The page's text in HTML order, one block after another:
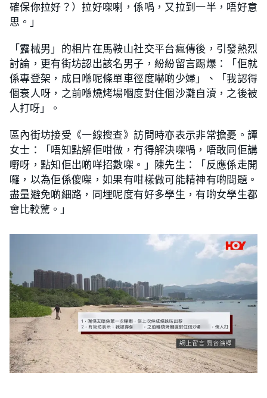
確保你拉好？）拉好㗎喇，係喎，又拉到一半，唔好意
思。」
「露械男」的相片在馬鞍山社交平台瘋傳後，引發熱烈
討論，更有街坊認出該名男子，紛紛留言踢爆：「佢就
係專登架，成日喺呢條單車徑度嚇啲少婦」、「我認得
個衰人呀，之前喺燒烤場嗰度對住個沙灘自瀆，之後被
人打呀」。
區內街坊接受《一線搜查》訪問時亦表示非常擔憂。譚
女士：「唔知點解佢咁做，冇得解決㗎喎，唔敢同佢講
嘢呀，點知佢出啲咩招數㗎。」陳先生：「反應係走開
囉，以為佢係傻㗎，如果有咁樣做可能精神有啲問題。
盡量避免啲細路，同埋呢度有好多學生，有啲女學生都
會比較驚。」